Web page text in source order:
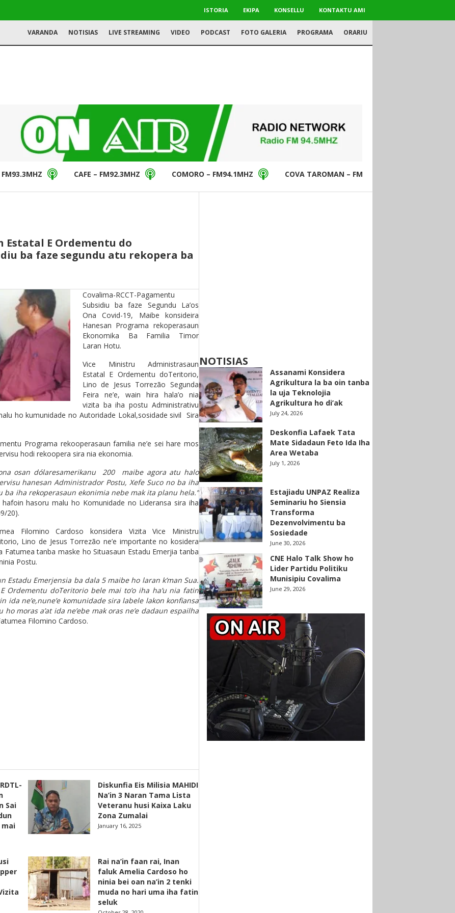
ISTORIA EKIPA KONSELLU KONTAKTU AMI
VARANDA NOTISIAS LIVE STREAMING VIDEO PODCAST FOTO GALERIA PROGRAMA ORARIU
CAFE – FM92.3MHZ COMORO – FM94.1MHZ COVA TAROMAN – FM94.5MHZ
E Ordementu do
ba faze segundu atu rekopera ba
Covalima-RCCT-Pagamentu
Subsidiu ba faze Segundu La’os
Ona Covid-19, Maibe konsideira
Hanesan Programa rekoperasaun
Ekonomika Ba Familia Timor
Laran Hotu.
Vice Ministru Administrasaun
Estatal E Ordementu doTeritorio,
Lino de Jesus Torrezão Segunda
Feira ne’e, wain hira hala’o nia
vizita ba iha postu Administrativu
ho kumunidade no Autoridade Lokal,sosidade sivil Sira
Programa rekooperasaun familia ne’e sei hare mos
hodi rekoopera sira nia ekonomia.
osan dólaresamerikanu 200 maibe agora atu halo
hanesan Administrador Postu, Xefe Suco no ba iha
iha rekoperasaun ekonimia nebe mak ita planu hela.”
hasoru malu ho Komunidade no Lideransa sira iha
20).
Filomino Cardoso konsidera Vizita Vice Ministru
Lino de Jesus Torrezão ne’e importante no kosidera
tanba maske ho Situasaun Estadu Emerjia tanba
Postu.
Estadu Emerjensia ba dala 5 maibe ho laran k’man Sua.
Ordementu doTeritorio bele mai to’o iha ha’u nia fatin
ida ne’e,nune’e komunidade sira labele lakon konfiansa
moras a’at ida ne’ebe mak oras ne’e dadaun espailha
Filomino Cardoso.
Sai
mai
Diskunfia Eis Milisia MAHIDI
Na’in 3 Naran Tama Lista
Veteranu husi Kaixa Laku
Zona Zumalai
January 16, 2025
Rai na’in faan rai, Inan
faluk Amelia Cardoso ho
ninia bei oan na’in 2 tenki
muda no hari uma iha fatin
seluk
NOTISIAS
Assanami Konsidera
Agrikultura la ba oin tanba
la uja Teknolojia
Agrikultura ho di’ak
July 24, 2026
Deskonfia Lafaek Tata
Mate Sidadaun Feto Ida Iha
Area Wetaba
July 1, 2026
Estajiadu UNPAZ Realiza
Seminariu ho Siensia
Transforma
Dezenvolvimentu ba
Sosiedade
June 30, 2026
CNE Halo Talk Show ho
Lider Partidu Politiku
Munisipiu Covalima
June 29, 2026